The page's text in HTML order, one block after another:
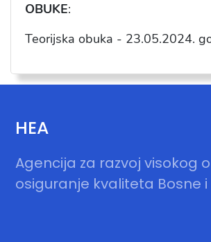
OBUKE:
Teorijska obuka - 23.05.2024.
HEA
Agencija za razvoj visokog
osiguranje kvaliteta Bosne